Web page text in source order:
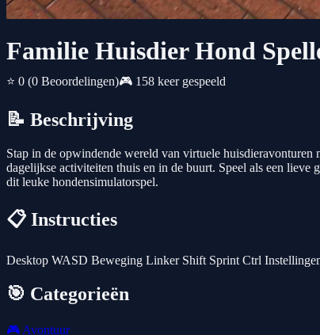
Familie Huisdier Hond
⭐ 0 (0 Beoordelingen)🎮 158 keer gespeeld
📝 Beschrijving
Stap in de opwindende wereld van virtuele
dagelijkse activiteiten thuis en in de buurt. Speel als een
dit leuke hondensimulatorspel.
📋 Instructies
Desktop WASD Beweging Linker Shift Sprint Ctrl
🎯 Categorieën
🎮 Avontuur